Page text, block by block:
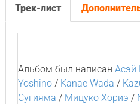
Трек-лист
Альбом был написан Асэй
Yoshino/ Kanae Wada /
Сугияма / Мицуко Хориэ /